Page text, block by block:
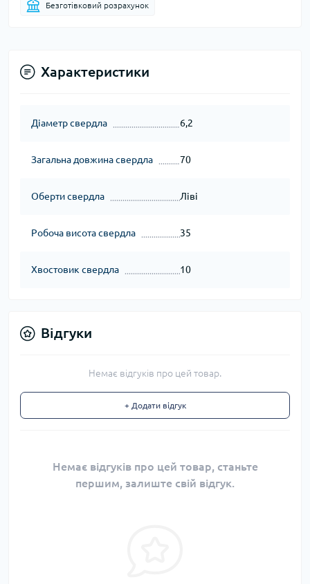
Безготівковий розрахунок
Характеристики
Діаметр свердла 6,2
Загальна довжина свердла 70
Оберти свердла Ліві
Робоча висота свердла 35
Хвостовик свердла 10
Відгуки
Немає відгуків про цей товар.
+ Додати відгук
Немає відгуків про цей товар, станьте
першим, залиште свій відгук.